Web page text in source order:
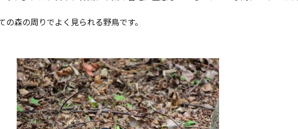
森の周りでよく見られる野鳥です。